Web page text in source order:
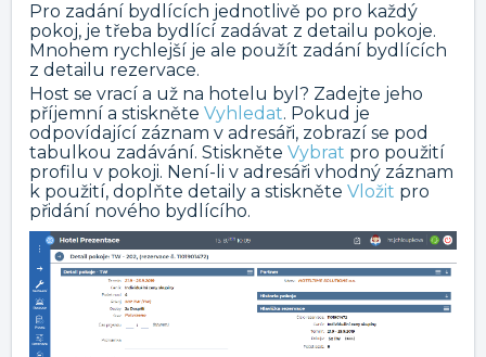
Pro zadání bydlících jednotlivě po pro každý
pokoj, je třeba bydlící zadávat z detailu pokoje.
Mnohem rychlejší je ale použít zadání bydlících
z detailu rezervace.
Host se vrací a už na hotelu byl? Zadejte jeho
příjemní a stiskněte Vyhledat. Pokud je
odpovídající záznam v adresáři, zobrazí se pod
tabulkou zadávání. Stiskněte Vybrat pro použití
profilu v pokoji. Není-li v adresáři vhodný záznam
k použití, doplňte detaily a stiskněte Vložit pro
přidání nového bydlícího.